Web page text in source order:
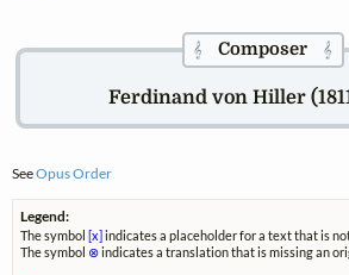
𝄞Composer 𝄞
Ferdinand von Hiller
SeeOpus Order
Legend:
The symbol[x]indicates a placeholder for a text that is
The symbol ⊗indicates a translation that is missing an